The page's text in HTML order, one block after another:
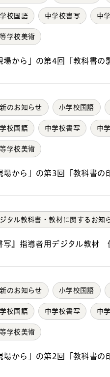
校国語 中学校書写 中
学校美術
場から」の第4回「教科書の
のお知らせ 小学校国語
校国語 中学校書写 中
学校美術
場から」の第3回「教科書の
タル教科書・教材に関するお知
写』指導者用デジタル教材
のお知らせ 小学校国語
校国語 中学校書写 中
学校美術
場から」の第2回「教科書の